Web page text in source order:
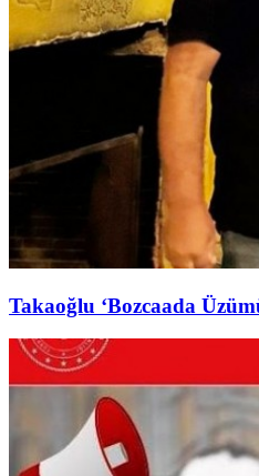
Takaoğlu ‘Bozcaada